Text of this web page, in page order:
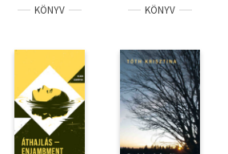
KÖNYV KÖNYV